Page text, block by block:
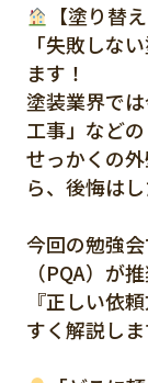
【塗り替
「失敗しな
ます！
塗装業界で
工事」など
せっかくの
ら、後悔はし
今回の勉強
（PQA）が
『正しい依
すく解説しま